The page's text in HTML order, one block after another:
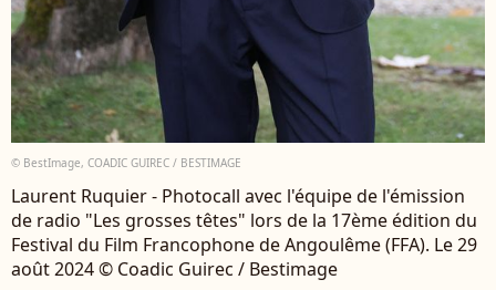
© BestImage, COADIC GUIREC / BESTIMAGE
Laurent Ruquier - Photocall avec l'équipe de l'émission
de radio "Les grosses têtes" lors de la 17ème édition du
Festival du Film Francophone de Angoulême (FFA). Le 29
août 2024 © Coadic Guirec / Bestimage